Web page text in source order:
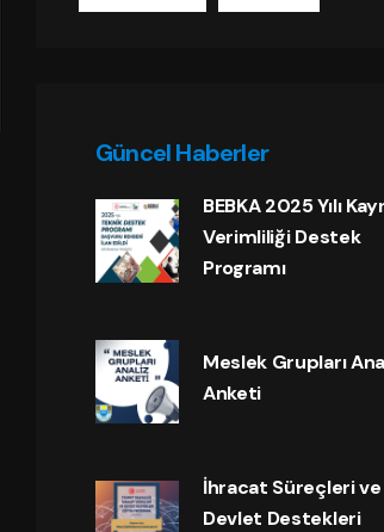
Güncel Haberler
BEBKA 2025 Yılı
Verimliliği Destek
Programı
Meslek Grupları
Anketi
İhracat Süreçleri ve
Devlet Destekleri